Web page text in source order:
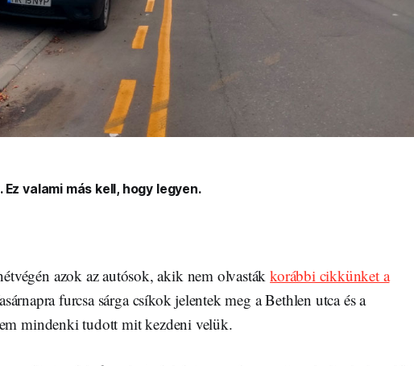
valami más kell, hogy legyen.
azok az autósok, akik nem olvastákkorábbi cikkünket a
furcsa sárga csíkok jelentek meg a Bethlen utca és a
mindenki tudott mit kezdeni velük.